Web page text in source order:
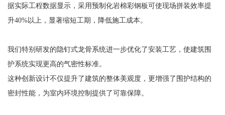
据实际工程数据显示，采用预制化岩棉彩钢板可使现场拼装效率提
升40%以上，显著缩短工期，降低施工成本。
我们特别研发的隐钉式龙骨系统进一步优化了安装工艺，使建筑围
护系统实现更高的气密性标准。
这种创新设计不仅提升了建筑的整体美观度，更增强了围护结构的
密封性能，为室内环境控制提供了可靠保障。